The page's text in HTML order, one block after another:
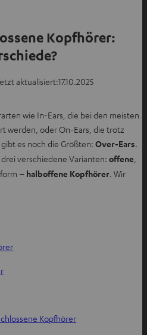
Kopfhörer:
aktualisiert:17.10.2025
wie In-Ears, die bei den meisten
werden, oder On-Ears, die trotz
es noch die Größten: Over-Ears.
verschiedene Varianten: offene
– halboffene Kopfhörer. Wir
Kopfhörer